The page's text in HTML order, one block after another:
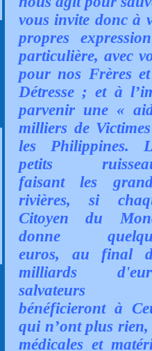
vous invite donc à
propres
particulière, avec
pour nos Frères
Détresse ; et à
parvenir une «
milliers de
les Philippines.
petits
faisant les
rivières, si
Citoyen du
donne
euros, au final
milliards
salvateurs
bénéficieront à
qui n’ont plus
médicales et